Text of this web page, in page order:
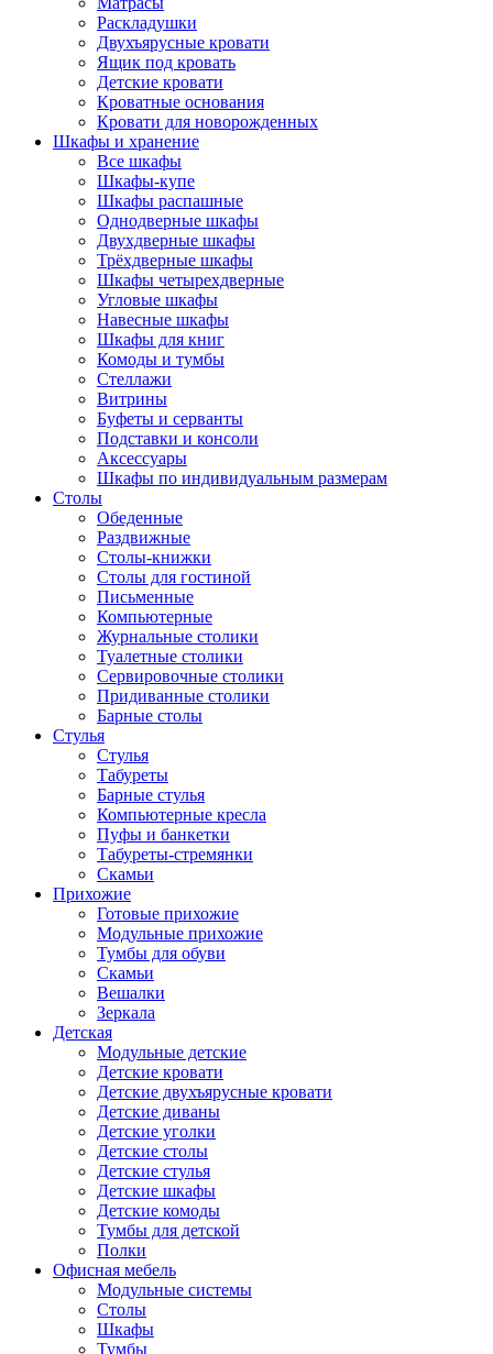
Раскладушки
Двухъярусные кровати
Ящик под кровать
Детские кровати
Кроватные основания
Кровати для новорожденных
Шкафы и хранение
Все шкафы
Шкафы-купе
Шкафы распашные
Однодверные шкафы
Двухдверные шкафы
Трёхдверные шкафы
Шкафы четырехдверные
Угловые шкафы
Навесные шкафы
Шкафы для книг
Комоды и тумбы
Стеллажи
Витрины
Буфеты и серванты
Подставки и консоли
Аксессуары
Шкафы по индивидуальным размерам
Столы
Обеденные
Раздвижные
Столы-книжки
Столы для гостиной
Письменные
Компьютерные
Журнальные столики
Туалетные столики
Сервировочные столики
Придиванные столики
Барные столы
Стулья
Стулья
Табуреты
Барные стулья
Компьютерные кресла
Пуфы и банкетки
Табуреты-стремянки
Скамьи
Прихожие
Готовые прихожие
Модульные прихожие
Тумбы для обуви
Скамьи
Вешалки
Зеркала
Детская
Модульные детские
Детские кровати
Детские двухъярусные кровати
Детские диваны
Детские уголки
Детские столы
Детские стулья
Детские шкафы
Детские комоды
Тумбы для детской
Полки
Офисная мебель
Модульные системы
Столы
Шкафы
Тумбы